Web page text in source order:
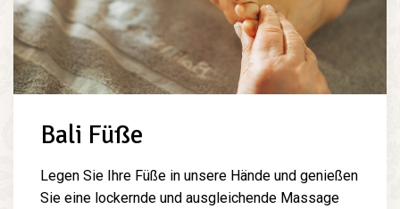
Bali Füße
Legen Sie Ihre Füße in unsere Hände und genießen
Sie eine lockernde und ausgleichende Massage